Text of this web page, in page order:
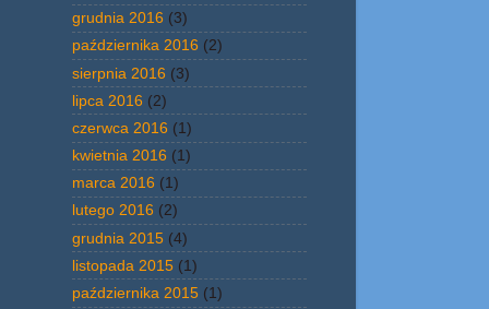
grudnia 2016 (3)
października 2016 (2)
sierpnia 2016 (3)
lipca 2016 (2)
czerwca 2016 (1)
kwietnia 2016 (1)
marca 2016 (1)
lutego 2016 (2)
grudnia 2015 (4)
listopada 2015 (1)
października 2015 (1)